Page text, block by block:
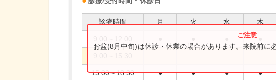
診療時間 月 火 水 木
15:00～18:30 ● ● ● ●
お盆(8月中旬)は休診・休業の場合があります。来院前に